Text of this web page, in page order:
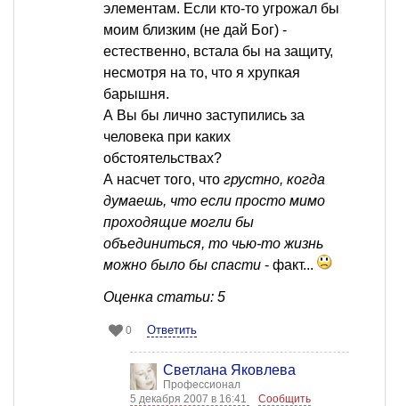
элементам. Если кто-то угрожал бы
моим близким (не дай Бог) -
естественно, встала бы на защиту,
несмотря на то, что я хрупкая
барышня.
А Вы бы лично заступились за
человека при каких
обстоятельствах?
А насчет того, что грустно, когда
думаешь, что если просто мимо
проходящие могли бы
объединиться, то чью-то жизнь
можно было бы спасти - факт...
Оценка статьи: 5
0 Ответить
Светлана Яковлева
Профессионал
5 декабря 2007 в 16:41
Сообщить